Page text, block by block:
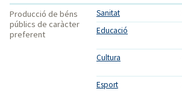
Producció de béns
públics de caràcter
preferent
Sanitat
Educació
Cultura
Esport